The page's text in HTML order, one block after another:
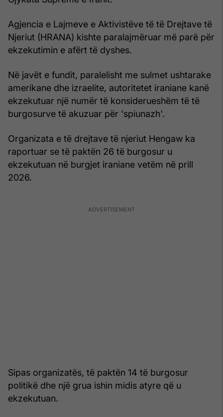
Agjencia e Lajmeve e Aktivistëve të të Drejtave të
Njeriut (HRANA) kishte paralajmëruar më parë për
ekzekutimin e afërt të dyshes.
Në javët e fundit, paralelisht me sulmet ushtarake
amerikane dhe izraelite, autoritetet iraniane kanë
ekzekutuar një numër të konsiderueshëm të të
burgosurve të akuzuar për 'spiunazh'.
Organizata e të drejtave të njeriut Hengaw ka
raportuar se të paktën 26 të burgosur u
ekzekutuan në burgjet iraniane vetëm në prill
2026.
Sipas organizatës, të paktën 14 të burgosur
politikë dhe një grua ishin midis atyre që u
ekzekutuan.